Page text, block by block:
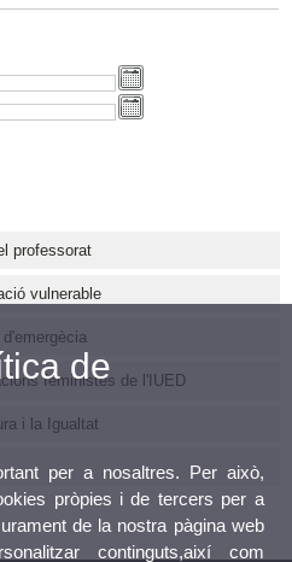
professorat
vulnerable
feministes de l'IUED
i la Igualtat
de
per a nosaltres. Per això,
pròpies i de tercers per a
de la nostra pàgina web
continguts,així com